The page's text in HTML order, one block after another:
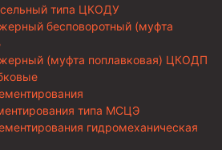
типа ЦКОДУ
бесповоротный (муфта
(муфта поплавковая) ЦКОДП
типа МСЦЭ
гидромеханическая